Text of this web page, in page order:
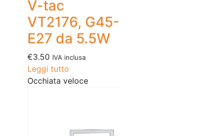
V-tac
VT2176, G45-
E27 da 5.5W
€3.50 IVA inclusa
Leggi tutto
Occhiata veloce